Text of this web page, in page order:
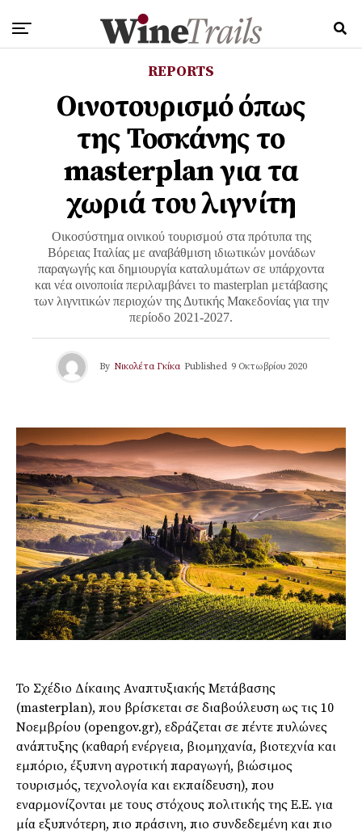
REPORTS
Oινοτουρισμό όπως
της Τοσκάνης το
masterplan για τα
χωριά του λιγνίτη
Οικοσύστημα οινικού τουρισμού στα πρότυπα της
Βόρειας Ιταλίας με αναβάθμιση ιδιωτικών μονάδων
παραγωγής και δημιουργία καταλυμάτων σε υπάρχοντα
και νέα οινοποιία περιλαμβάνει το masterplan μετάβασης
των λιγνιτικών περιοχών της Δυτικής Μακεδονίας για την
περίοδο 2021-2027.
By Νικολέτα Γκίκα Published 9 Οκτωβρίου 2020
Το Σχέδιο Δίκαιης Αναπτυξιακής Μετάβασης
(masterplan), που βρίσκεται σε διαβούλευση ως τις 10
Νοεμβρίου (opengov.gr), εδράζεται σε πέντε πυλώνες
ανάπτυξης (καθαρή ενέργεια, βιομηχανία, βιοτεχνία και
εμπόριο, έξυπνη αγροτική παραγωγή, βιώσιμος
τουρισμός, τεχνολογία και εκπαίδευση), που
εναρμονίζονται με τους στόχους πολιτικής της Ε.Ε. για
μία εξυπνότερη, πιο πράσινη, πιο συνδεδεμένη και πιο